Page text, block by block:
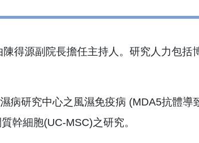
得源副院長擔任主持人。研究人力包括
病研究中心之風濕免疫病 (MDA5抗體導
幹細胞(UC-MSC)之研究。